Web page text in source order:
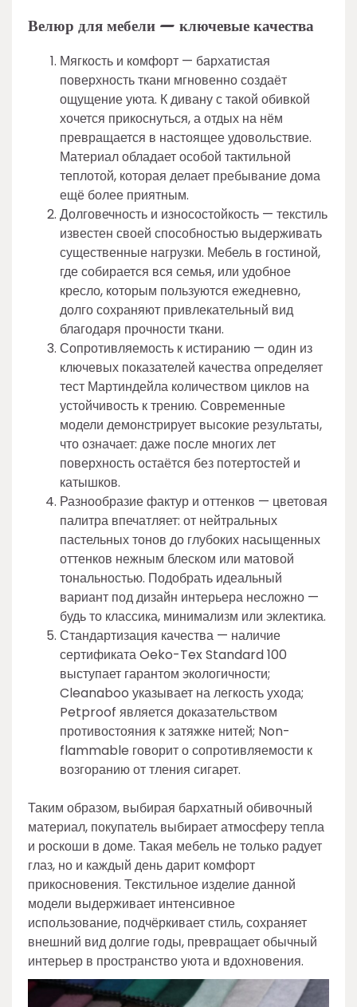
Велюр для мебели — ключевые качества
Мягкость и комфорт — бархатистая
поверхность ткани мгновенно создаёт
ощущение уюта. К дивану с такой обивкой
хочется прикоснуться, а отдых на нём
превращается в настоящее удовольствие.
Материал обладает особой тактильной
теплотой, которая делает пребывание дома
ещё более приятным.
Долговечность и износостойкость — текстиль
известен своей способностью выдерживать
существенные нагрузки. Мебель в гостиной,
где собирается вся семья, или удобное
кресло, которым пользуются ежедневно,
долго сохраняют привлекательный вид
благодаря прочности ткани.
Сопротивляемость к истиранию — один из
ключевых показателей качества определяет
тест Мартиндейла количеством циклов на
устойчивость к трению. Современные
модели демонстрирует высокие результаты,
что означает: даже после многих лет
поверхность остаётся без потертостей и
катышков.
Разнообразие фактур и оттенков — цветовая
палитра впечатляет: от нейтральных
пастельных тонов до глубоких насыщенных
оттенков нежным блеском или матовой
тональностью. Подобрать идеальный
вариант под дизайн интерьера несложно —
будь то классика, минимализм или эклектика.
Стандартизация качества — наличие
сертификата Oeko-Tex Standard 100
выступает гарантом экологичности;
Cleanaboo указывает на легкость ухода;
Petproof является доказательством
противостояния к затяжке нитей; Non-
flammable говорит о сопротивляемости к
возгоранию от тления сигарет.
Таким образом, выбирая бархатный обивочный
материал, покупатель выбирает атмосферу тепла
и роскоши в доме. Такая мебель не только радует
глаз, но и каждый день дарит комфорт
прикосновения. Текстильное изделие данной
модели выдерживает интенсивное
использование, подчёркивает стиль, сохраняет
внешний вид долгие годы, превращает обычный
интерьер в пространство уюта и вдохновения.